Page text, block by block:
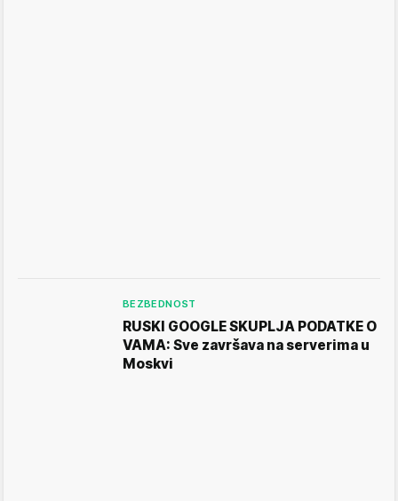
BEZBEDNOST
RUSKI GOOGLE SKUPLJA PODATKE O
VAMA: Sve završava na serverima u
Moskvi